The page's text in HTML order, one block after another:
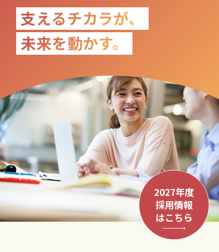
支えるチカラが、
未来を動かす。
2027年度
採用情報
はこちら